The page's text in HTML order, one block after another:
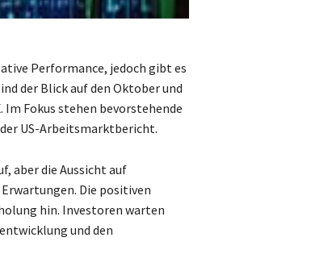
Performance, jedoch gibt es
der Blick auf den Oktober und
Fokus stehen bevorstehende
US-Arbeitsmarktbericht.
aber die Aussicht auf
Die positiven
hin. Investoren warten
und den